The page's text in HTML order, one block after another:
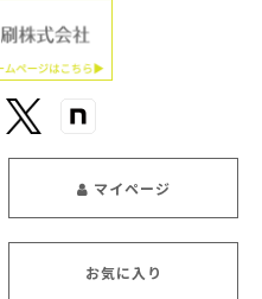
マイページ
お気に入り